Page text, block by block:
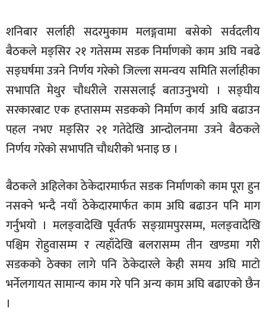
/
भिडियो
अन्य
समाज
शिक्षा
विचार
शनिबार सर्लाही सदरमुकाम मलङ्गवामा बसेको सर्वदलीय
बैठकले मङ्सिर २१ गतेसम्म सडक निर्माणको काम अघि नबढे
सङ्घर्षमा उत्रने निर्णय गरेको जिल्ला समन्वय समिति सर्लाहीका
सभापति मेथुर चौधरीले राससलाई बताउनुभयो । सङ्घीय
सरकारबाट एक हप्तासम्म सडकको निर्माण कार्य अघि बढाउन
पहल नभए मङ्सिर २१ गतेदेखि आन्दोलनमा उत्रने बैठकले
निर्णय गरेको सभापति चौधरीको भनाइ छ ।
बैठकले अहिलेका ठेकेदारमार्फत सडक निर्माणको काम पूरा हुन
नसक्ने भन्दै नयाँ ठेकेदारमार्फत काम अघि बढाउन पनि माग
गर्नुभयो । मलङ्वादेखि पूर्वतर्फ सङ्ग्रामपुरसम्म, मलङ्वादेखि
पश्चिम रोहुवासम्म र त्यहाँदेखि बलरासम्म तीन खण्डमा गरी
सडकको ठेक्का लागे पनि ठेकेदारले केही समय अघि माटो
भर्नेलगायत सामान्य काम गरे पनि अन्य काम अघि बढाएको छैन
।